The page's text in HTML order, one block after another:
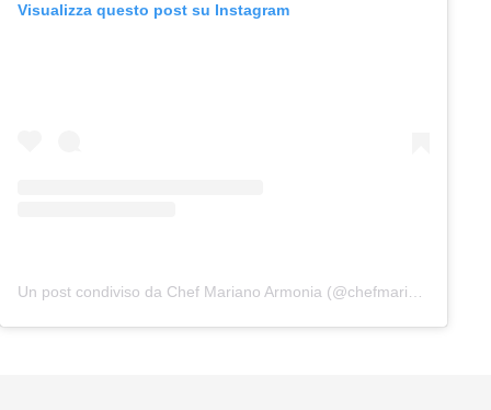
Visualizza questo post su Instagram